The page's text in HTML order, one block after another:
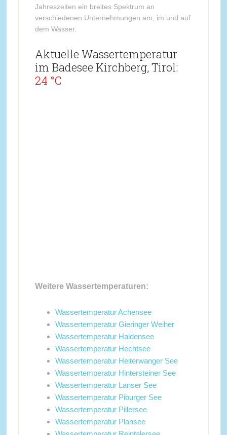
Jahreszeiten ein breites Spektrum an
verschiedenen Unternehmungen am, im und auf
dem Wasser.
Aktuelle Wassertemperatur
im Badesee Kirchberg, Tirol:
24 °C
Weitere Wassertemperaturen:
Wassertemperatur Achensee
Wassertemperatur Gieringer Weiher
Wassertemperatur Haldensee
Wassertemperatur Hechtsee
Wassertemperatur Heiterwanger See
Wassertemperatur Hintersteiner See
Wassertemperatur Lanser See
Wassertemperatur Piburger See
Wassertemperatur Pillersee
Wassertemperatur Plansee